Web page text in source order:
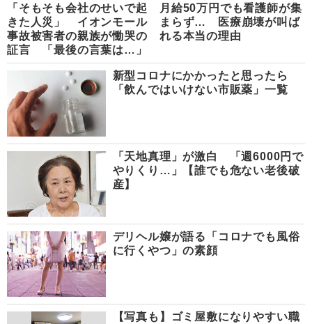
「そもそも会社のせいで起
きた人災」 イオンモール
事故被害者の親族が慟哭の
証言 「最後の言葉は…」
月給50万円でも看護師が集
まらず… 医療崩壊が叫ば
れる本当の理由
新型コロナにかかったと思ったら
「飲んではいけない市販薬」一覧
「天地真理」が激白 「週6000円で
やりくり…」【誰でも危ない老後破
産】
デリヘル嬢が語る「コロナでも風俗
に行くやつ」の素顔
【写真も】ゴミ屋敷になりやすい職